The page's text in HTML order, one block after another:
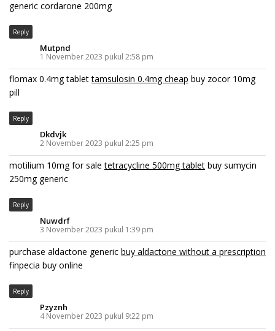
generic cordarone 200mg
Reply
Mutpnd
1 November 2023 pukul 2:58 pm
flomax 0.4mg tablettamsulosin 0.4mg cheap buy zocor 10mg
pill
Reply
Dkdvjk
2 November 2023 pukul 2:25 pm
motilium 10mg for saletetracycline 500mg tablet buy sumycin
250mg generic
Reply
Nuwdrf
3 November 2023 pukul 1:39 pm
purchase aldactone generic buy aldactone without a prescription
finpecia buy online
Reply
Pzyznh
4 November 2023 pukul 9:22 pm